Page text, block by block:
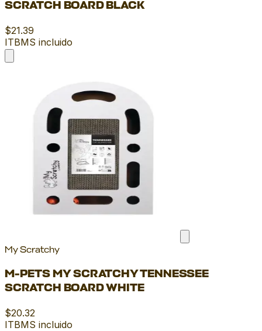
SCRATCH BOARD BLACK
$21.39
ITBMS incluido
My Scratchy
M-PETS MY SCRATCHY TENNESSEE
SCRATCH BOARD WHITE
$20.32
ITBMS incluido